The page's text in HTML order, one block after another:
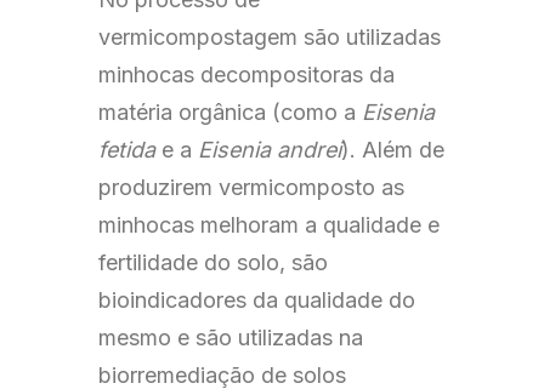
vermicompostagem são utilizadas
minhocas decompositoras da
matéria orgânica (como a Eisenia
fetidae a Eisenia andrei). Além de
produzirem vermicomposto as
minhocas melhoram a qualidade e
fertilidade do solo, são
bioindicadores da qualidade do
mesmo e são utilizadas na
biorremediação de solos